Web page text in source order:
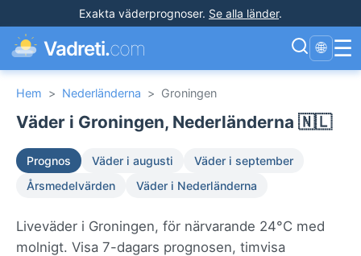
Exakta väderprognoser. Se alla länder.
Vadreti.com 🌐 ☰
Hem > Nederländerna > Groningen
Väder i Groningen, Nederländerna 🇳🇱
Prognos Väder i augusti
Väder i september
Årsmedelvärden
Väder i Nederländerna
Liveväder i Groningen, för närvarande 24°C med
molnigt. Visa 7-dagars prognosen, timvisa